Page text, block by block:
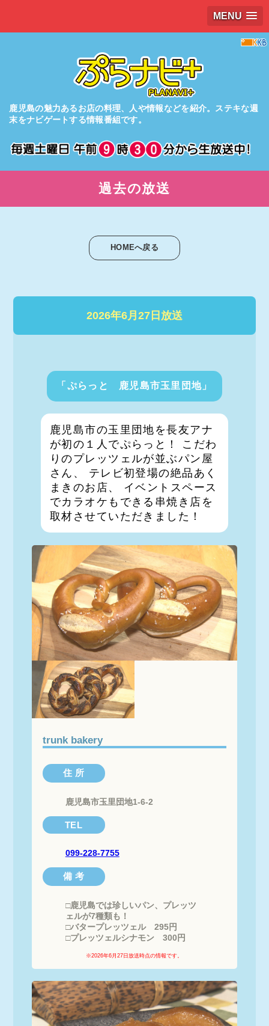
MENU
鹿児島の魅力あるお店の料理、人や情報などを紹介。
ステキな週
末をナビゲートする情報番組です。
過去の放送
HOMEへ戻る
2026年6月27日放送
「ぷらっと 鹿児島市玉里団地」
鹿児島市の玉里団地を長友アナ
が初の１人でぷらっと！ こだわ
りのプレッツェルが並ぶパン屋
さん、 テレビ初登場の絶品あく
まきのお店、 イベントスペース
でカラオケもできる串焼き店を
取材させていただきました！
trunk bakery
住 所
鹿児島市玉里団地1-6-2
TEL
099-228-7755
備 考
□鹿児島では珍しいパン、プレッツ
ェルが7種類も！
□バタープレッツェル　295円
□プレッツェルシナモン　300円
※2026年6月27日放送時点の情報です。